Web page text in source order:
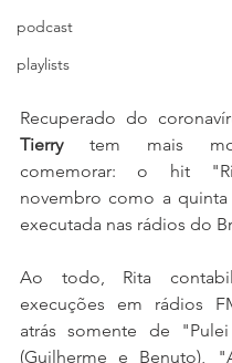
podcast
playlists
Tierry tem mais
comemorar: o hit
novembro como a quinta
executada nas rádios do
Ao todo, Rita
execuções em rádios
atrás somente de
(Guilherme e Benuto),